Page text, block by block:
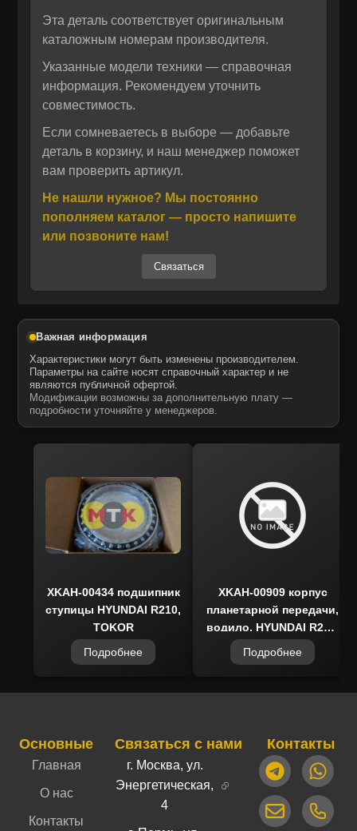
Отправить
Даю своё согласие на обработку персональных данных.
Отправить
Даю своё согласие на обработку персональных данных.
продлевая ресурс трансмиссии и снижая
Кольцо полностью соответствует
техническим требованиям оригинального
оборудования Hyundai, гарантируя
безупречную совместимость и простую
установку без дополнительных
модификаций.
Запчасти поставляются компанией MTK –
официальным дистрибьютором ITR USCO в
России. Продукция MTK проходит строгий
контроль качества, полностью совместима с
OEM‑деталями и предлагает оптимальное
соотношение цены и ресурса. Быстрая
обеспечивают уверенность в надёжности
Эта деталь соответствует оригинальным
каталожным номерам производителя.
Указанные модели техники — справочная
информация. Рекомендуем уточнить
совместимость.
Если сомневаетесь в выборе — добавьте
деталь в корзину, и наш менеджер поможет
вам проверить артикул.
Не нашли нужное? Мы постоянно
пополняем каталог — просто напишите
или позвоните нам!
Связаться
Важная информация
Характеристики могут быть изменены производителем.
Параметры на сайте носят справочный характер и не
являются публичной офертой.
Модификации возможны за дополнительную плату —
подробности уточняйте у менеджеров.
XKAH-00434 подшипник
ступицы HYUNDAI R210,
TOKOR
Подробнее
XKAH-00909 корпус
планетарной передачи,
водило, HYUNDAI R210,
Подробнее
Основные
Главная
О нас
Контакты
Связаться с нами
г. Москва, ул.
Энергетическая,
4
Контакты